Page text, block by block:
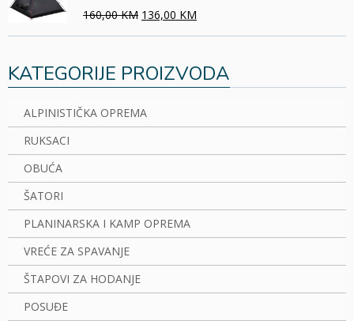
160,00 KM 136,00 KM
KATEGORIJE PROIZVODA
ALPINISTIČKA OPREMA
RUKSACI
OBUĆA
ŠATORI
PLANINARSKA I KAMP OPREMA
VREĆE ZA SPAVANJE
ŠTAPOVI ZA HODANJE
POSUĐE